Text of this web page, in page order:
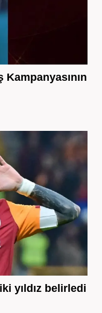
Kampanyasının
yıldız belirledi